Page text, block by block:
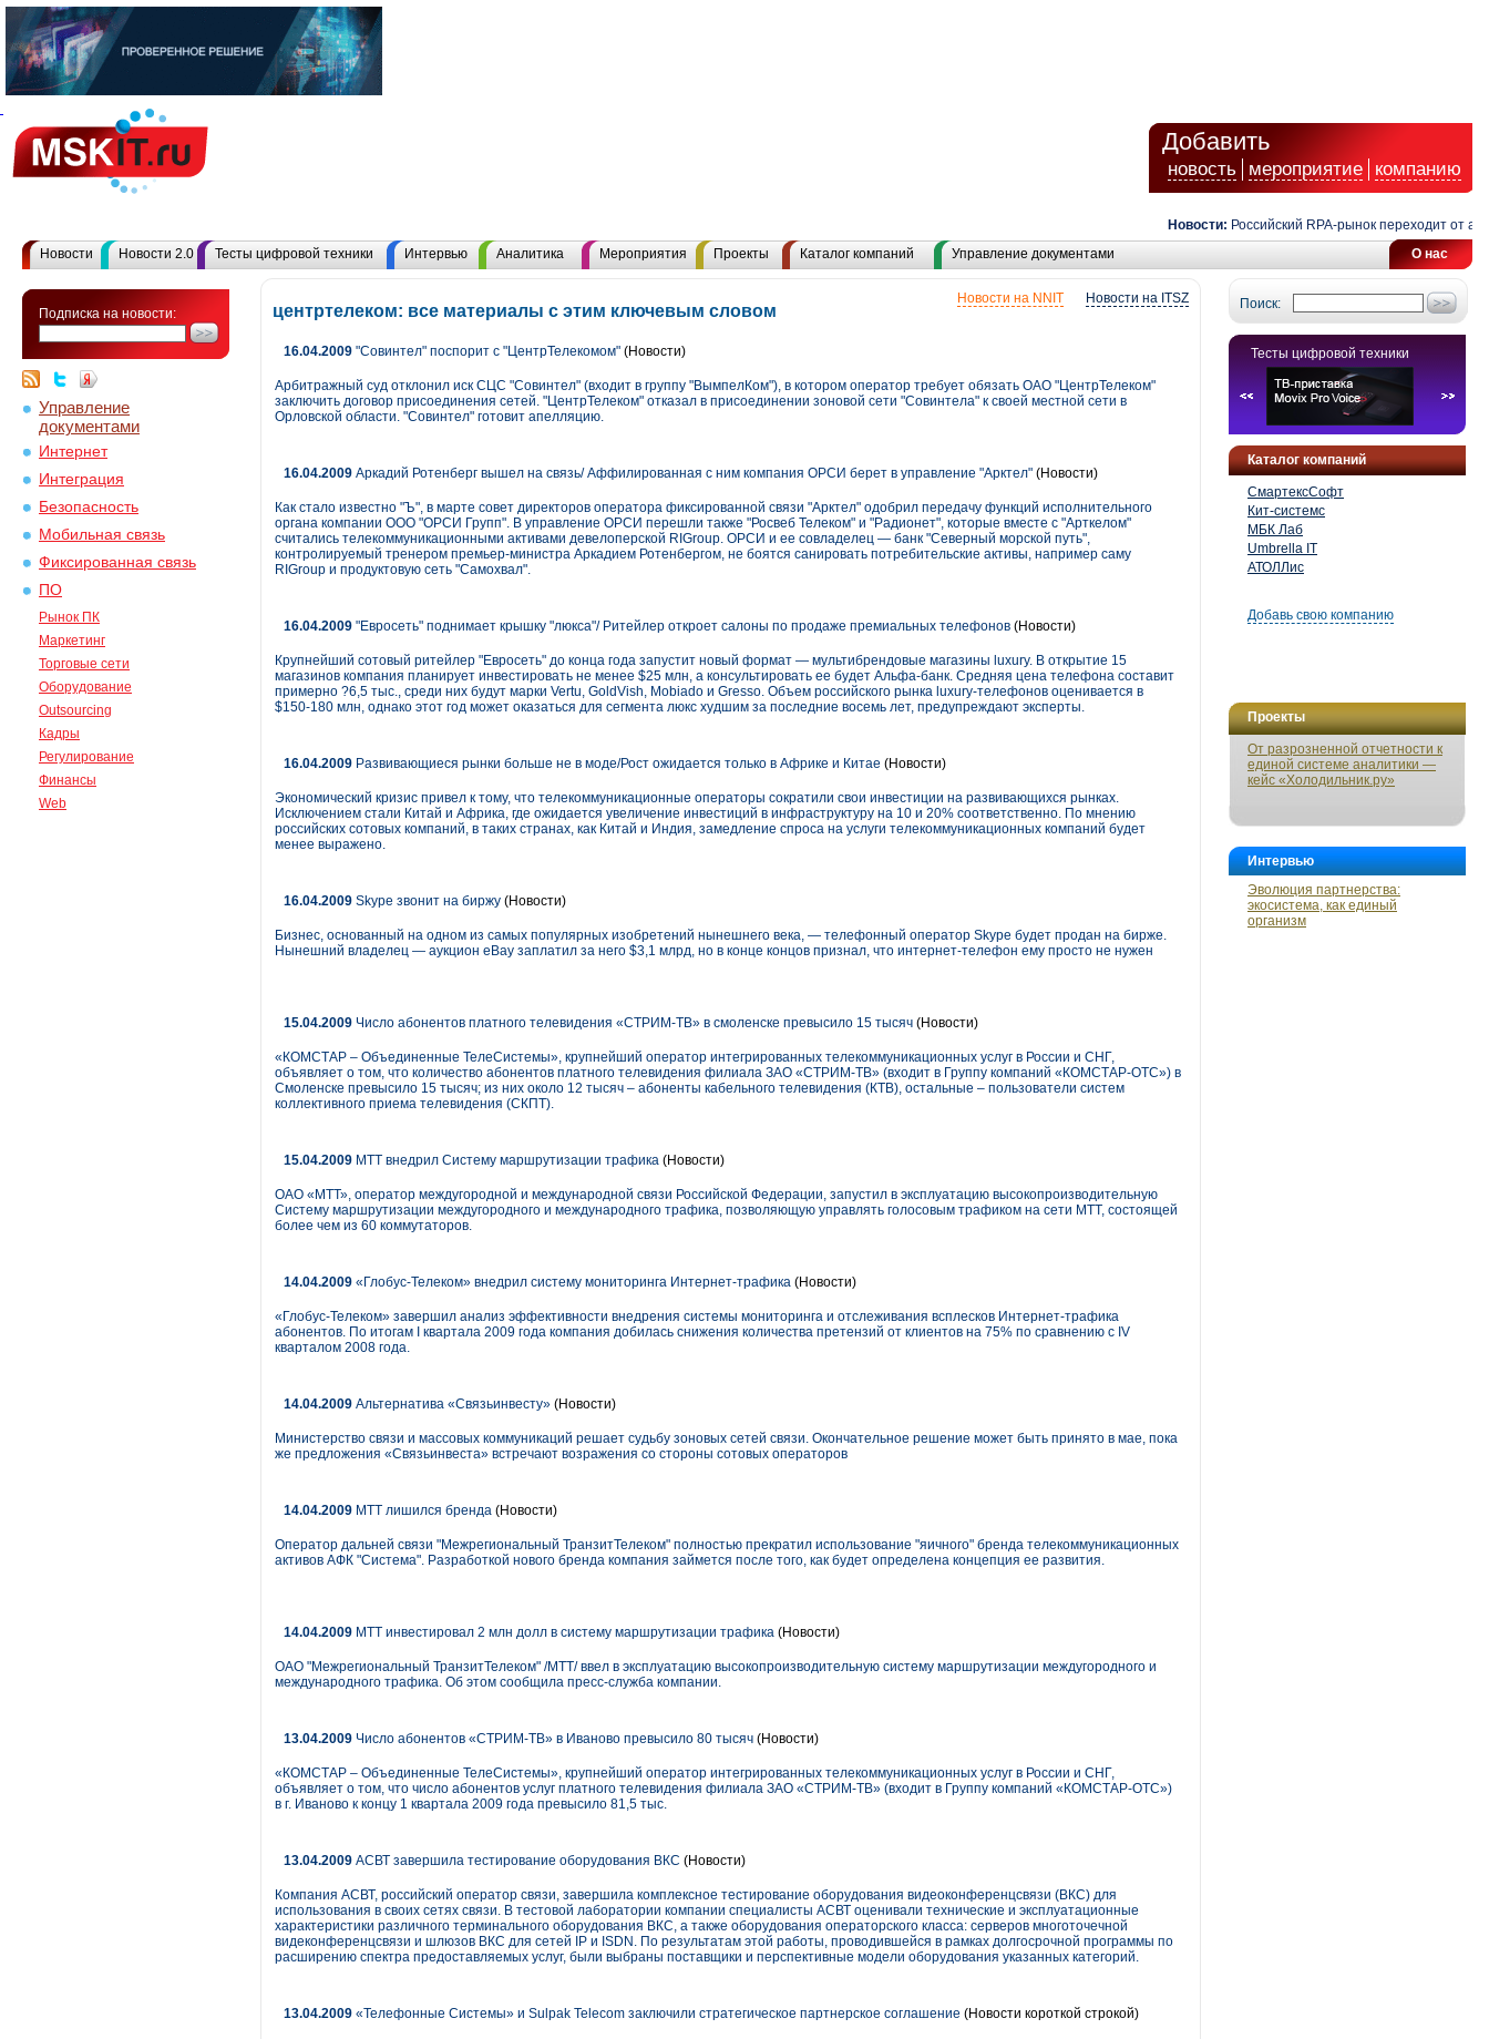
Добавить
новость мероприятие компанию
Новости: Российский RPA-рынок переходит от
О нас
Новости Новости 2.0 Тесты цифровой техники Интервью Аналитика Мероприятия Проекты Каталог компаний Управление документами
Подписка на новости:
Управление
документами
Интернет
Интеграция
Безопасность
Мобильная связь
Фиксированная связь
ПО
Рынок ПК
Маркетинг
Торговые сети
Оборудование
Outsourcing
Кадры
Регулирование
Финансы
Web
Поиск:
Тесты цифровой техники
Каталог компаний
СмартексСофт
Кит-системс
МБК Лаб
Umbrella IT
АТОЛЛис
Добавь свою компанию
Проекты
От разрозненной отчетности к
единой системе аналитики —
кейс «Холодильник.ру»
Интервью
Эволюция партнерства:
экосистема, как единый
организм
Новости на ITSZ
Новости на NNIT
центртелеком: все материалы с этим ключевым словом
16.04.2009 "Совинтел" поспорит с "ЦентрТелекомом" (Новости)
Арбитражный суд отклонил иск СЦС "Совинтел" (входит в группу "ВымпелКом"), в котором оператор требует обязать ОАО "ЦентрТелеком"
заключить договор присоединения сетей. "ЦентрТелеком" отказал в присоединении зоновой сети "Совинтела" к своей местной сети в
Орловской области. "Совинтел" готовит апелляцию.
16.04.2009 Аркадий Ротенберг вышел на связь/ Аффилированная с ним компания ОРСИ берет в управление "Арктел" (Новости)
Как стало известно "Ъ", в марте совет директоров оператора фиксированной связи "Арктел" одобрил передачу функций исполнительного
органа компании ООО "ОРСИ Групп". В управление ОРСИ перешли также "Росвеб Телеком" и "Радионет", которые вместе с "Арткелом"
считались телекоммуникационными активами девелоперской RIGroup. ОРСИ и ее совладелец — банк "Северный морской путь",
контролируемый тренером премьер-министра Аркадием Ротенбергом, не боятся санировать потребительские активы, например саму
RIGroup и продуктовую сеть "Самохвал".
16.04.2009 "Евросеть" поднимает крышку "люкса"/ Ритейлер откроет салоны по продаже премиальных телефонов (Новости)
Крупнейший сотовый ритейлер "Евросеть" до конца года запустит новый формат — мультибрендовые магазины luxury. В открытие 15
магазинов компания планирует инвестировать не менее $25 млн, а консультировать ее будет Альфа-банк. Средняя цена телефона составит
примерно ?6,5 тыс., среди них будут марки Vertu, GoldVish, Mobiado и Gresso. Объем российского рынка luxury-телефонов оценивается в
$150-180 млн, однако этот год может оказаться для сегмента люкс худшим за последние восемь лет, предупреждают эксперты.
16.04.2009 Развивающиеся рынки больше не в моде/Рост ожидается только в Африке и Китае (Новости)
Экономический кризис привел к тому, что телекоммуникационные операторы сократили свои инвестиции на развивающихся рынках.
Исключением стали Китай и Африка, где ожидается увеличение инвестиций в инфраструктуру на 10 и 20% соответственно. По мнению
российских сотовых компаний, в таких странах, как Китай и Индия, замедление спроса на услуги телекоммуникационных компаний будет
менее выражено.
16.04.2009 Skype звонит на биржу (Новости)
Бизнес, основанный на одном из самых популярных изобретений нынешнего века, — телефонный оператор Skype будет продан на бирже.
Нынешний владелец — аукцион eBay заплатил за него $3,1 млрд, но в конце концов признал, что интернет-телефон ему просто не нужен
15.04.2009 Число абонентов платного телевидения «СТРИМ-ТВ» в смоленске превысило 15 тысяч (Новости)
«КОМСТАР – Объединенные ТелеСистемы», крупнейший оператор интегрированных телекоммуникационных услуг в России и СНГ,
объявляет о том, что количество абонентов платного телевидения филиала ЗАО «СТРИМ-ТВ» (входит в Группу компаний «КОМСТАР-ОТС») в
Смоленске превысило 15 тысяч; из них около 12 тысяч – абоненты кабельного телевидения (КТВ), остальные – пользователи систем
коллективного приема телевидения (СКПТ).
15.04.2009 МТТ внедрил Систему маршрутизации трафика (Новости)
ОАО «МТТ», оператор междугородной и международной связи Российской Федерации, запустил в эксплуатацию высокопроизводительную
Систему маршрутизации междугородного и международного трафика, позволяющую управлять голосовым трафиком на сети МТТ, состоящей
более чем из 60 коммутаторов.
14.04.2009 «Глобус-Телеком» внедрил систему мониторинга Интернет-трафика (Новости)
«Глобус-Телеком» завершил анализ эффективности внедрения системы мониторинга и отслеживания всплесков Интернет-трафика
абонентов. По итогам I квартала 2009 года компания добилась снижения количества претензий от клиентов на 75% по сравнению с IV
кварталом 2008 года.
14.04.2009 Альтернатива «Связьинвесту» (Новости)
Министерство связи и массовых коммуникаций решает судьбу зоновых сетей связи. Окончательное решение может быть принято в мае, пока
же предложения «Связьинвеста» встречают возражения со стороны сотовых операторов
14.04.2009 МТТ лишился бренда (Новости)
Оператор дальней связи "Межрегиональный ТранзитТелеком" полностью прекратил использование "яичного" бренда телекоммуникационных
активов АФК "Система". Разработкой нового бренда компания займется после того, как будет определена концепция ее развития.
14.04.2009 МТТ инвестировал 2 млн долл в систему маршрутизации трафика (Новости)
ОАО "Межрегиональный ТранзитТелеком" /МТТ/ ввел в эксплуатацию высокопроизводительную систему маршрутизации междугородного и
международного трафика. Об этом сообщила пресс-служба компании.
13.04.2009 Число абонентов «СТРИМ-ТВ» в Иваново превысило 80 тысяч (Новости)
«КОМСТАР – Объединенные ТелеСистемы», крупнейший оператор интегрированных телекоммуникационных услуг в России и СНГ,
объявляет о том, что число абонентов услуг платного телевидения филиала ЗАО «СТРИМ-ТВ» (входит в Группу компаний «КОМСТАР-ОТС»)
в г. Иваново к концу 1 квартала 2009 года превысило 81,5 тыс.
13.04.2009 АСВТ завершила тестирование оборудования ВКС (Новости)
Компания АСВТ, российский оператор связи, завершила комплексное тестирование оборудования видеоконференцсвязи (ВКС) для
использования в своих сетях связи. В тестовой лаборатории компании специалисты АСВТ оценивали технические и эксплуатационные
характеристики различного терминального оборудования ВКС, а также оборудования операторского класса: серверов многоточечной
видеконференцсвязи и шлюзов ВКС для сетей IP и ISDN. По результатам этой работы, проводившейся в рамках долгосрочной программы по
расширению спектра предоставляемых услуг, были выбраны поставщики и перспективные модели оборудования указанных категорий.
13.04.2009 «Телефонные Системы» и Sulpak Telecom заключили стратегическое партнерское соглашение (Новости короткой строкой)